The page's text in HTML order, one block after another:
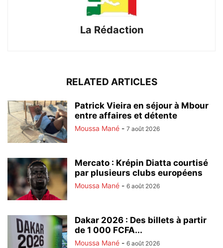
La Rédaction
RELATED ARTICLES
Patrick Vieira en séjour à Mbour
entre affaires et détente
Moussa Mané - 7 août 2026
Mercato : Krépin Diatta courtisé
par plusieurs clubs européens
Moussa Mané - 6 août 2026
Dakar 2026 : Des billets à partir
de 1 000 FCFA...
Moussa Mané - 6 août 2026